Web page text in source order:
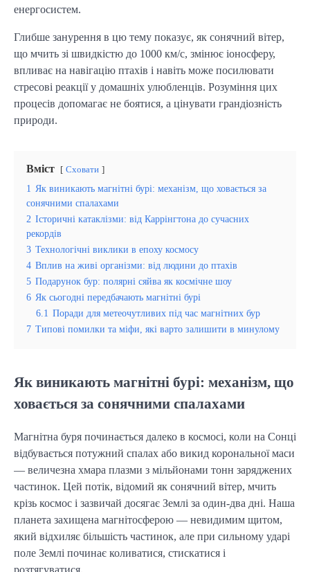
енергосистем.
Глибше занурення в цю тему показує, як сонячний вітер,
що мчить зі швидкістю до 1000 км/с, змінює іоносферу,
впливає на навігацію птахів і навіть може посилювати
стресові реакції у домашніх улюбленців. Розуміння цих
процесів допомагає не боятися, а цінувати грандіозність
природи.
Вміст Сховати
1 Як виникають магнітні бурі: механізм, що ховається за
сонячними спалахами
2 Історичні катаклізми: від Каррінгтона до сучасних
рекордів
3 Технологічні виклики в епоху космосу
4 Вплив на живі організми: від людини до птахів
5 Подарунок бур: полярні сяйва як космічне шоу
6 Як сьогодні передбачають магнітні бурі
6.1 Поради для метеочутливих під час магнітних бур
7 Типові помилки та міфи, які варто залишити в минулому
Як виникають магнітні бурі: механізм, що
ховається за сонячними спалахами
Магнітна буря починається далеко в космосі, коли на Сонці
відбувається потужний спалах або викид корональної маси
— величезна хмара плазми з мільйонами тонн заряджених
частинок. Цей потік, відомий як сонячний вітер, мчить
крізь космос і зазвичай досягає Землі за один-два дні. Наша
планета захищена магнітосферою — невидимим щитом,
який відхиляє більшість частинок, але при сильному ударі
поле Землі починає коливатися, стискатися і
розтягуватися.